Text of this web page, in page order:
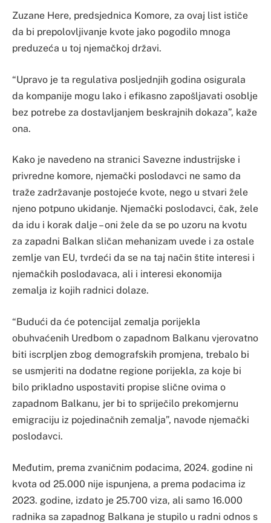
Zuzane Here, predsjednica Komore, za ovaj list ističe
da bi prepolovljivanje kvote jako pogodilo mnoga
preduzeća u toj njemačkoj državi.
“Upravo je ta regulativa posljednjih godina osigurala
da kompanije mogu lako i efikasno zapošljavati osoblje
bez potrebe za dostavljanjem beskrajnih dokaza”, kaže
ona.
Kako je navedeno na stranici Savezne industrijske i
privredne komore, njemački poslodavci ne samo da
traže zadržavanje postojeće kvote, nego u stvari žele
njeno potpuno ukidanje. Njemački poslodavci, čak, žele
da idu i korak dalje – oni žele da se po uzoru na kvotu
za zapadni Balkan sličan mehanizam uvede i za ostale
zemlje van EU, tvrdeći da se na taj način štite interesi i
njemačkih poslodavaca, ali i interesi ekonomija
zemalja iz kojih radnici dolaze.
“Budući da će potencijal zemalja porijekla
obuhvaćenih Uredbom o zapadnom Balkanu vjerovatno
biti iscrpljen zbog demografskih promjena, trebalo bi
se usmjeriti na dodatne regione porijekla, za koje bi
bilo prikladno uspostaviti propise slične ovima o
zapadnom Balkanu, jer bi to spriječilo prekomjernu
emigraciju iz pojedinačnih zemalja”, navode njemački
poslodavci.
Međutim, prema zvaničnim podacima, 2024. godine ni
kvota od 25.000 nije ispunjena, a prema podacima iz
2023. godine, izdato je 25.700 viza, ali samo 16.000
radnika sa zapadnog Balkana je stupilo u radni odnos s